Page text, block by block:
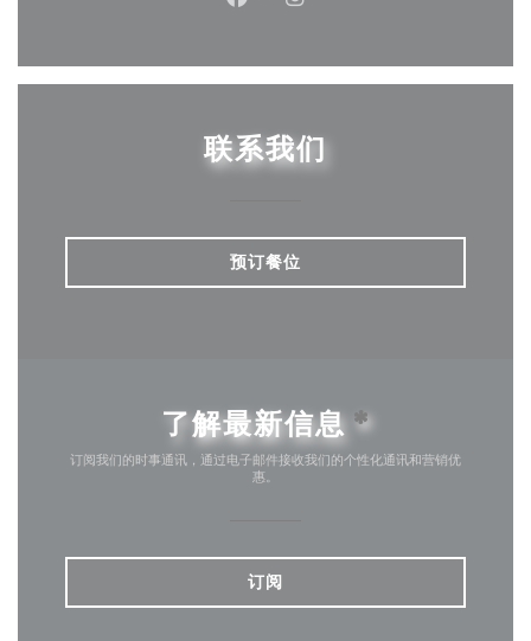
Facebook ((在新窗口中打开))
Instagram ((在新窗口中
联系我们
预订餐位
了解最新信息 *
订阅我们的时事通讯，通过电子邮件接收我们的个性化通讯和营销优
惠。
订阅